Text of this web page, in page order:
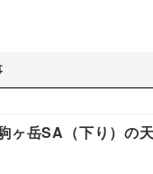
ヶ岳SA（下り）の